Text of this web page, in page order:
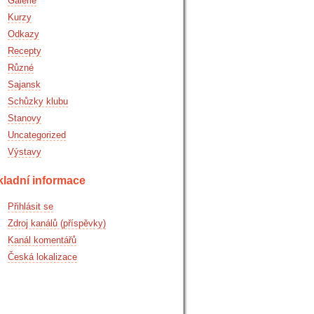
Kurzy
Odkazy
Recepty
Různé
Sajansk
Schůzky klubu
Stanovy
Uncategorized
Výstavy
informace
Přihlásit se
Zdroj kanálů (příspěvky)
Kanál komentářů
Česká lokalizace